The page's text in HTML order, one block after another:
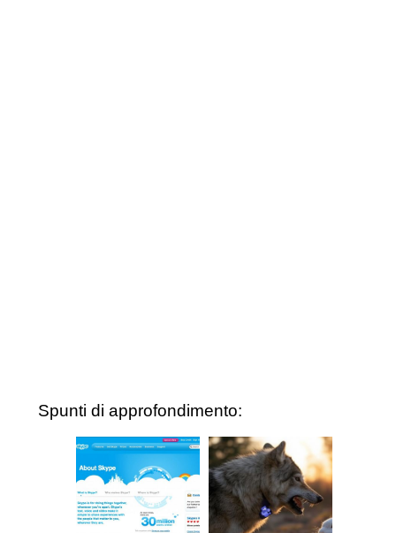
Spunti di approfondimento: